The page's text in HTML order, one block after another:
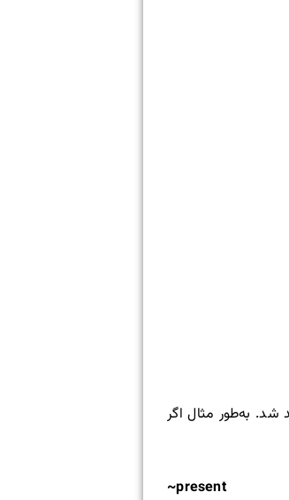
شد. به‌طور مثال اگر
present~